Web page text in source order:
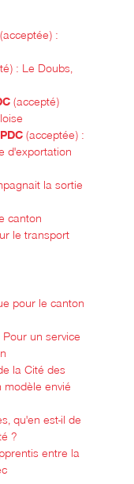
:
: Le Doubs,
(accepté)
(acceptée) :
d'exportation
la sortie
canton
le transport
pour le canton
un service
la Cité des
envié
qu'en est-il de
?
entre la